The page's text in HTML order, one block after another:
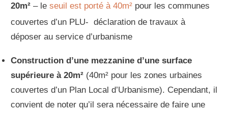
20m² – le seuil est porté à 40m² pour les communes
couvertes d’un PLU- déclaration de travaux à
déposer au service d’urbanisme
Construction d’une mezzanine d’une surface
supérieure à 20m² (40m² pour les zones urbaines
couvertes d’un Plan Local d’Urbanisme). Cependant, il
convient de noter qu’il sera nécessaire de faire une